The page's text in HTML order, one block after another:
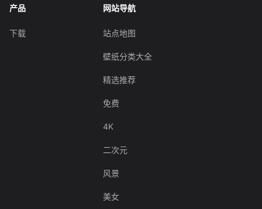
产品
下载
网站导航
站点地图
壁纸分类大全
精选推荐
免费
4K
二次元
风景
美女